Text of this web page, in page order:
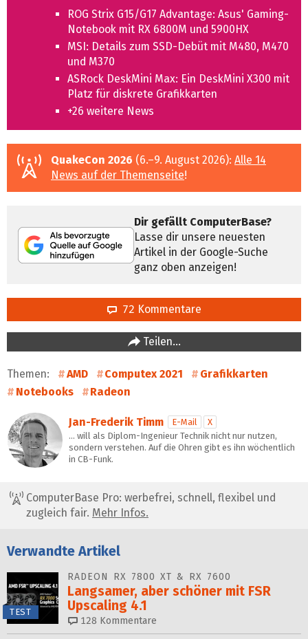
ROG Strix G15/G17 Advantage: Asus' Gaming-
Notebook mit RX 6800M und 5900HX
MSI: Details zum SSD-Debüt mit M480, M470
und M370
ASRock DeskMini Max: Ein DeskMini X300 mit
Platz für diskrete Grafikkarten
+26 weitere News
QuakeCon 2026 (6.–9. August 2026): Alle 14
News auf der Themenseite!
Dir gefällt ComputerBase?
Lasse dir unsere neuesten
Artikel in der Google-Suche
ganz oben anzeigen!
72 Kommentare
Teilen…
Themen: AMD Computex 2021
Grafikkarten
Notebooks
Radeon
Jan-Frederik Timm E-Mail
X
… will als Diplom-Ingenieur Technik nicht nur nutzen,
sondern verstehen. Auf die Ohren gibt es ihn wöchentlich
in CB-Funk.
ComputerBase Pro: werbefrei, schnell, flexibel und
zugleich fair. Mehr Infos.
Verwandte Artikel
TEST
RADEON RX 7800 XT & RX 7600
Langsamer, aber schöner mit FSR
Upscaling 4.1
128 Kommentare